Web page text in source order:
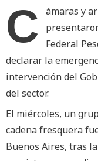
C
ámaras y
Federal
declarar la
intervención del
del sector.
El miércoles, un
cadena fresquera
Buenos Aires, tras